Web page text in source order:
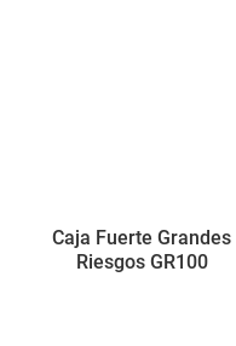
Caja Fuerte Grandes
Riesgos GR100